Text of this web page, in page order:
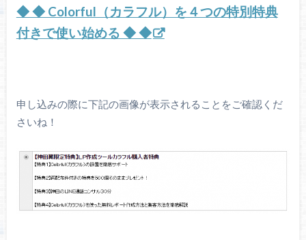
◆ ◆ Colorful（カラフル）を４つの特別特典
付きで使い始める ◆ ◆
申し込みの際に下記の画像が表示されることをご確認くだ
さいね！